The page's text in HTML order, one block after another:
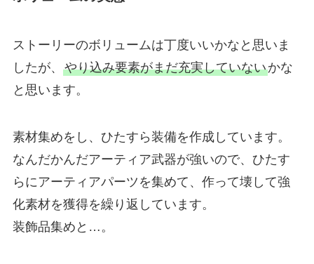
ストーリーのボリュームは丁度いいかなと思いま
したが、 やり込み要素がまだ充実していないかな
と思います。
素材集めをし、ひたすら装備を作成しています。
なんだかんだアーティア武器が強いので、ひたす
らにアーティアパーツを集めて、作って壊して強
化素材を獲得を繰り返しています。
装飾品集めと…。